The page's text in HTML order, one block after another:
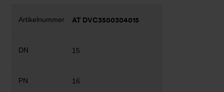
AT DVC3500304015
15
16